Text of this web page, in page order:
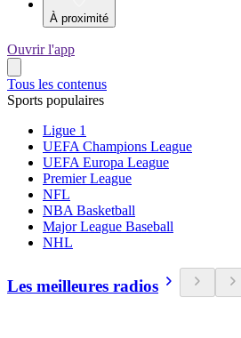
À proximité
Ouvrir l'app
Tous les contenus
Sports populaires
Ligue 1
UEFA Champions League
UEFA Europa League
Premier League
NFL
NBA Basketball
Major League Baseball
NHL
Les meilleures radios